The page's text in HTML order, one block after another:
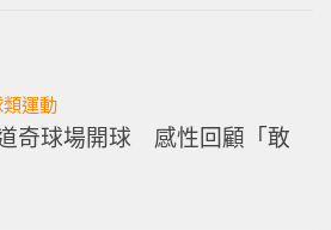
類運動
奇球場開球 感性回顧「敢